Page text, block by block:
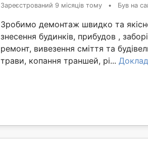
Зареєстрований 9 місяців тому • Був на
Зробимо демонтаж швидко та
знесення будинків, прибудов ,
ремонт, вивезення сміття та
трави, копання траншей, рі...